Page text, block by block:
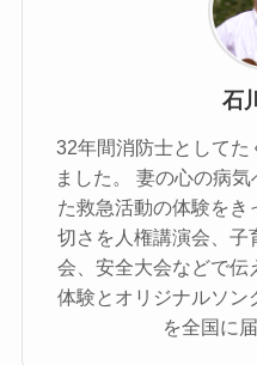
石
32年間消防士としてた
ました。 妻の心の病
た救急活動の体験をき
切さを人権講演会、子
会、安全大会などで伝
体験とオリジナルソン
を全国に